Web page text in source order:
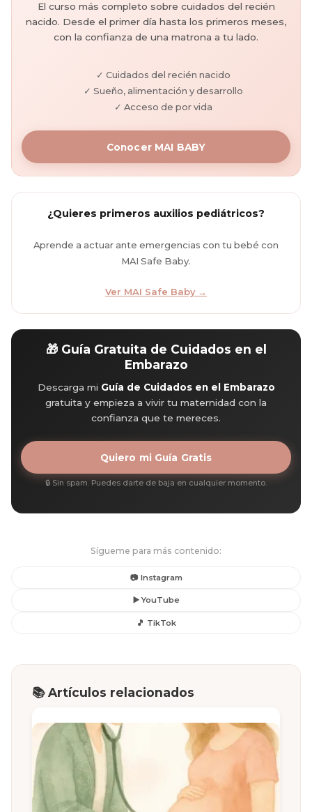
El curso más completo sobre cuidados del recién
nacido. Desde el primer día hasta los primeros meses,
con la confianza de una matrona a tu lado.
✓ Cuidados del recién nacido
✓ Sueño, alimentación y desarrollo
✓ Acceso de por vida
Conocer MAI BABY
¿Quieres primeros auxilios pediátricos?
Aprende a actuar ante emergencias con tu bebé con
MAI Safe Baby.
Ver MAI Safe Baby →
🎁 Guía Gratuita de Cuidados en el
Embarazo
Descarga mi Guía de Cuidados en el Embarazo
gratuita y empieza a vivir tu maternidad con la
confianza que te mereces.
Quiero mi Guía Gratis
🔒 Sin spam. Puedes darte de baja en cualquier momento.
Sígueme para más contenido:
📷 Instagram
▶️ YouTube
🎵 TikTok
📚 Artículos relacionados